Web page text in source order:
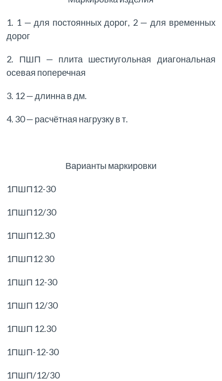
1. 1 — для постоянных дорог, 2 — для временных
дорог
2. ПШП — плита шестиугольная диагональная
осевая поперечная
3. 12 — длинна в дм.
4. 30 — расчётная нагрузку в т.
Варианты маркировки
1ПШП12-30
1ПШП12/30
1ПШП12.30
1ПШП12 30
1ПШП 12-30
1ПШП 12/30
1ПШП 12.30
1ПШП-12-30
1ПШП/12/30